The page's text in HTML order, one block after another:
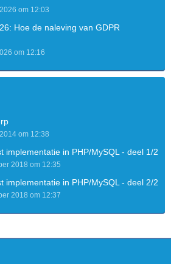
om 12:03
Hoe de naleving van GDPR
om 12:16
om 12:38
implementatie in PHP/MySQL - deel 1/2
2018 om 12:35
implementatie in PHP/MySQL - deel 2/2
2018 om 12:37